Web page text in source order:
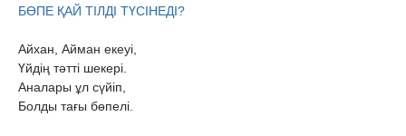
Айхан, Айман екеуі,
Үйдің тəтті шекері.
Аналары ұл сүйіп,
Болды тағы бөпелі.